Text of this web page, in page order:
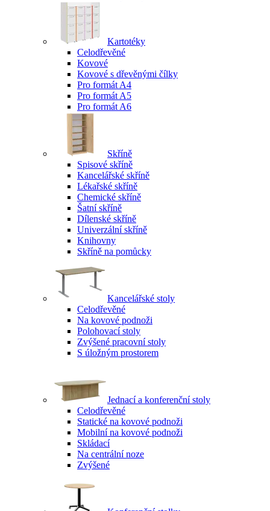
Kartotéky
Celodřevěné
Kovové
Kovové s dřevěnými čílky
Pro formát A4
Pro formát A5
Pro formát A6
Skříně
Spisové skříně
Kancelářské skříně
Lékařské skříně
Chemické skříně
Šatní skříně
Dílenské skříně
Univerzální skříně
Knihovny
Skříně na pomůcky
Kancelářské stoly
Celodřevěné
Na kovové podnoži
Polohovací stoly
Zvýšené pracovní stoly
S úložným prostorem
Jednací a konferenční stoly
Celodřevěné
Statické na kovové podnoži
Mobilní na kovové podnoži
Skládací
Na centrální noze
Zvýšené